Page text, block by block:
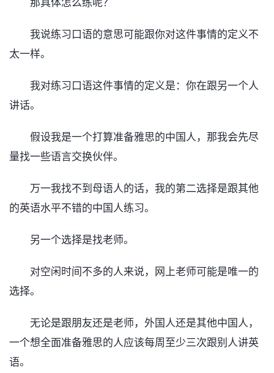
我说练习口语的意思可能跟你对这件事情的定义不
太一样。
我对练习口语这件事情的定义是：你在跟另一个人
讲话。
假设我是一个打算准备雅思的中国人，那我会先尽
量找一些语言交换伙伴。
万一我找不到母语人的话，我的第二选择是跟其他
的英语水平不错的中国人练习。
另一个选择是找老师。
对空闲时间不多的人来说，网上老师可能是唯一的
选择。
无论是跟朋友还是老师，外国人还是其他中国人，
一个想全面准备雅思的人应该每周至少三次跟别人讲英
语。